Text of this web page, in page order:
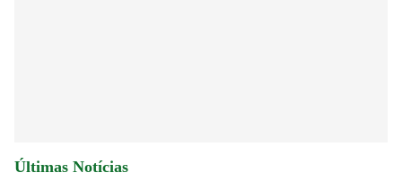
Últimas Notícias